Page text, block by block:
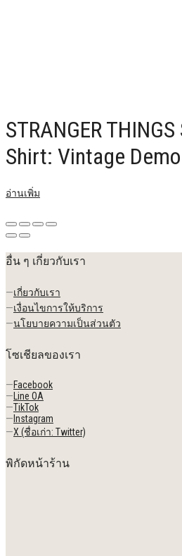
STRANGER
Shirt: Vintage
อ่านเพิ่ม
อื่น ๆ เกี่ยวกับเรา
—เกี่ยวกับเรา
—เงื่อนไขการให้บริการ
—นโยบายความเป็นส่วนตัว
โซเชียลของเรา
—Facebook
— Line OA
—TikTok
— Instagram
—X (ชื่อเก่า: Twitter)
พิกัดหน้าร้าน